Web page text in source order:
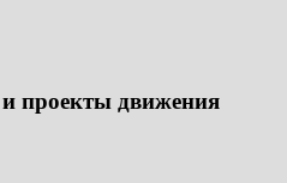
проекты движения